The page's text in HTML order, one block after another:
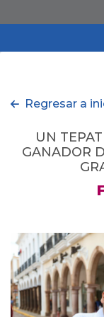
Regresar a
UN
GANADOR